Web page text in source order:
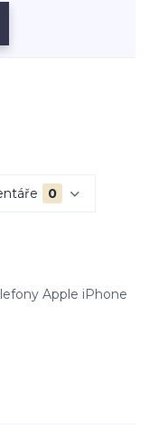
0
Apple iPhone